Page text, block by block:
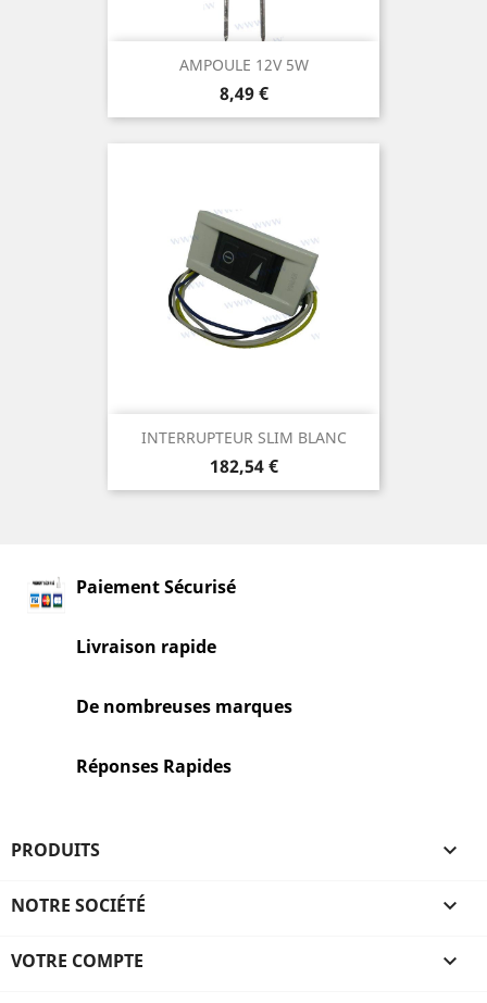
AMPOULE 12V 5W
Prix
8,49 €
INTERRUPTEUR SLIM BLANC
Prix
182,54 €
Paiement Sécurisé
Livraison rapide
De nombreuses marques
Réponses Rapides
PRODUITS 
NOTRE SOCIÉTÉ 
VOTRE COMPTE 